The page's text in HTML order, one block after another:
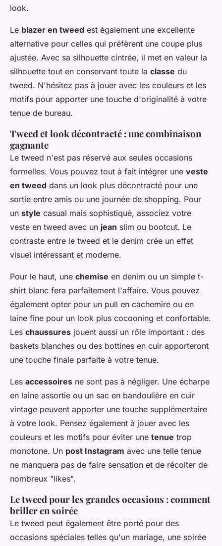
look.
Le blazer en tweed est également une excellente
alternative pour celles qui préfèrent une coupe plus
ajustée. Avec sa silhouette cintrée, il met en valeur la
silhouette tout en conservant toute la classe du
tweed. N'hésitez pas à jouer avec les couleurs et les
motifs pour apporter une touche d'originalité à votre
tenue de bureau.
Tweed et look décontracté : une combinaison
gagnante
Le tweed n'est pas réservé aux seules occasions
formelles. Vous pouvez tout à fait intégrer une veste
en tweed dans un look plus décontracté pour une
sortie entre amis ou une journée de shopping. Pour
un style casual mais sophistiqué, associez votre
veste en tweed avec un jean slim ou bootcut. Le
contraste entre le tweed et le denim crée un effet
visuel intéressant et moderne.
Pour le haut, une chemise en denim ou un simple t-
shirt blanc fera parfaitement l'affaire. Vous pouvez
également opter pour un pull en cachemire ou en
laine fine pour un look plus cocooning et confortable.
Les chaussures jouent aussi un rôle important : des
baskets blanches ou des bottines en cuir apporteront
une touche finale parfaite à votre tenue.
Les accessoires ne sont pas à négliger. Une écharpe
en laine assortie ou un sac en bandoulière en cuir
vintage peuvent apporter une touche supplémentaire
à votre look. Pensez également à jouer avec les
couleurs et les motifs pour éviter une tenue trop
monotone. Un post Instagram avec une telle tenue
ne manquera pas de faire sensation et de récolter de
nombreux "likes".
Le tweed pour les grandes occasions : comment
briller en soirée
Le tweed peut également être porté pour des
occasions spéciales telles qu'un mariage, une soirée